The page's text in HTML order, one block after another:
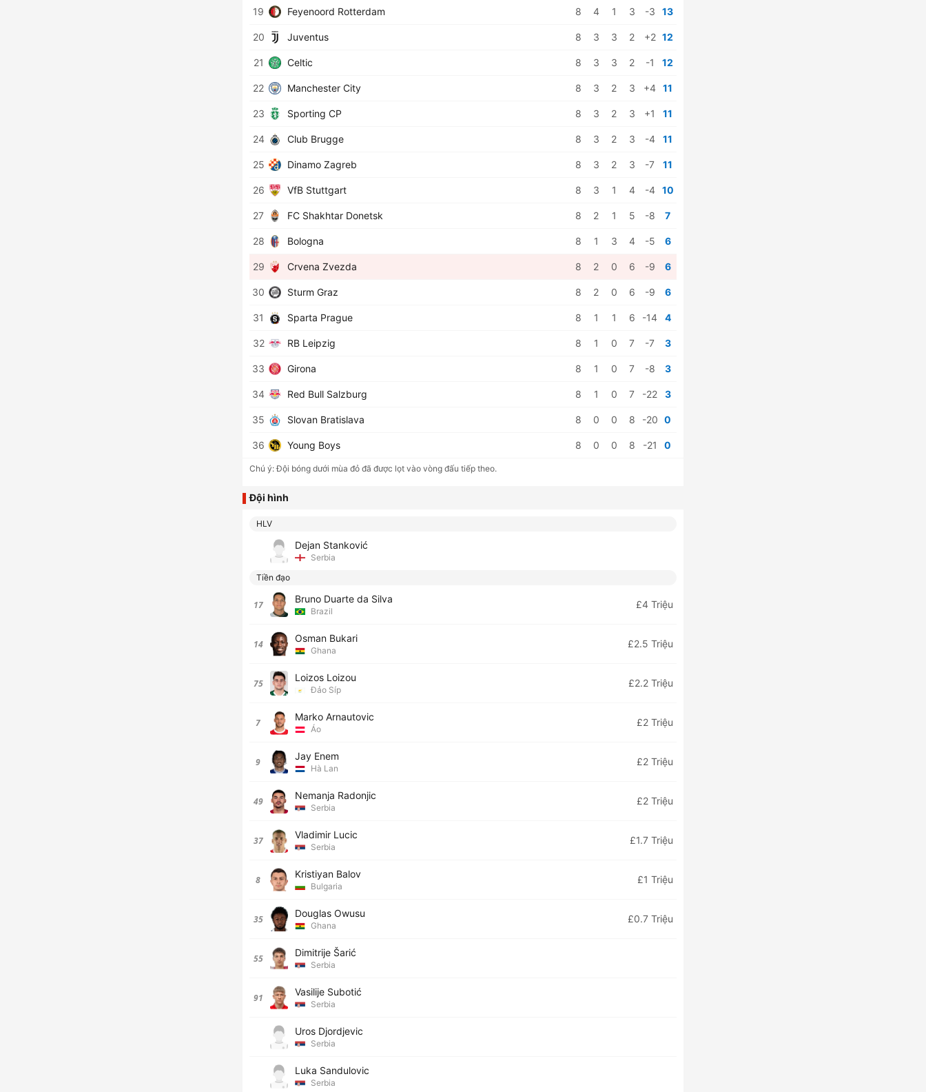
19 Feyenoord Rotterdam 8 4 1 3 -3 13
20 Juventus 8 3 3 2 +2 12
21 Celtic 8 3 3 2 -1 12
22 Manchester City 8 3 2 3 +4 11
23 Sporting CP 8 3 2 3 +1 11
24 Club Brugge 8 3 2 3 -4 11
25 Dinamo Zagreb 8 3 2 3 -7 11
26 VfB Stuttgart 8 3 1 4 -4 10
27 FC Shakhtar Donetsk 8 2 1 5 -8 7
28 Bologna 8 1 3 4 -5 6
29 Crvena Zvezda 8 2 0 6 -9 6
30 Sturm Graz 8 2 0 6 -9 6
31 Sparta Prague 8 1 1 6 -14 4
32 RB Leipzig 8 1 0 7 -7 3
33 Girona 8 1 0 7 -8 3
34 Red Bull Salzburg 8 1 0 7 -22 3
35 Slovan Bratislava 8 0 0 8 -20 0
36 Young Boys 8 0 0 8 -21 0
Chú ý: Đội bóng dưới mùa đỏ đã được lọt vào vòng đấu tiếp theo.
Đội hình
HLV
Dejan Stanković
Serbia
Tiền đạo
17 Bruno Duarte da Silva
Brazil
£4 Triệu
14 Osman Bukari
Ghana
£2.5 Triệu
75 Loizos Loizou
Đảo Síp
£2.2 Triệu
7 Marko Arnautovic
Áo
£2 Triệu
9 Jay Enem
Hà Lan
£2 Triệu
49 Nemanja Radonjic
Serbia
£2 Triệu
37 Vladimir Lucic
Serbia
£1.7 Triệu
8 Kristiyan Balov
Bulgaria
£1 Triệu
35 Douglas Owusu
Ghana
£0.7 Triệu
55 Dimitrije Šarić
Serbia
91 Vasilije Subotić
Serbia
Uros Djordjevic
Serbia
Luka Sandulovic
Serbia